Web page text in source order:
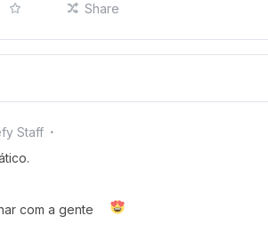
Share
Staff
com a gente